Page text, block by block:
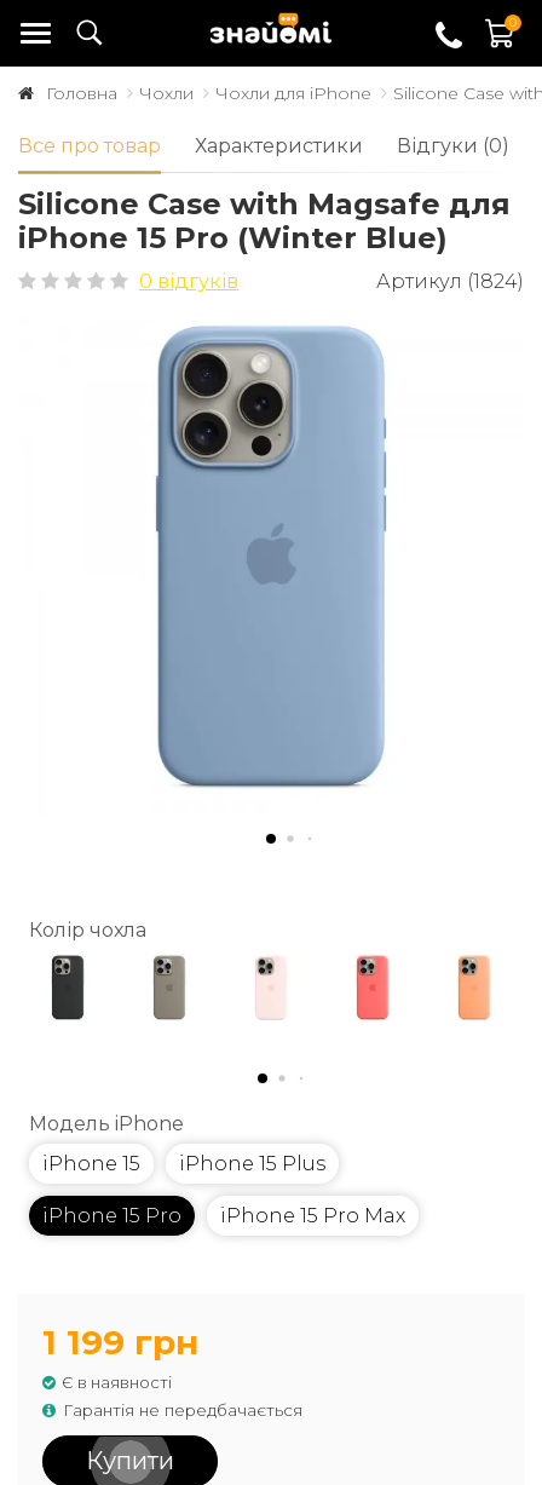
0
Головна Чохли Чохли для iPhone Silicone Case
Все про товар Характеристики Відгуки (0)
Silicone Case with Magsafe для
iPhone 15 Pro (Winter Blue)
0 відгуків Артикул (1824)
Колір чохла
Модель iPhone
iPhone 15
iPhone 15 Plus
iPhone 15 Pro iPhone 15 Pro Max
1 199 грн
Є в наявності
Гарантія не передбачається
Купити